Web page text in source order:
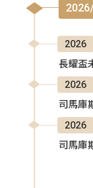
2026
長耀盃
2026
司馬庫
2026
司馬庫